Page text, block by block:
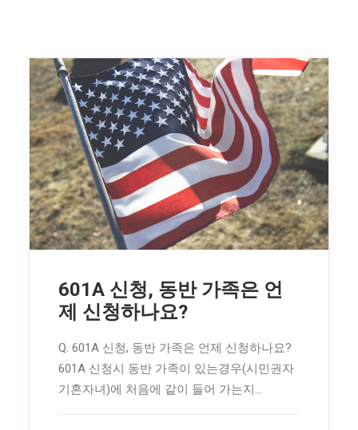
601A 신청, 동반 가족은 언
제 신청하나요?
Q. 601A 신청, 동반 가족은 언제 신청하나요?
601A 신청시 동반 가족이 있는경우(시민권자
기혼자녀)에 처음에 같이 들어 가는지…